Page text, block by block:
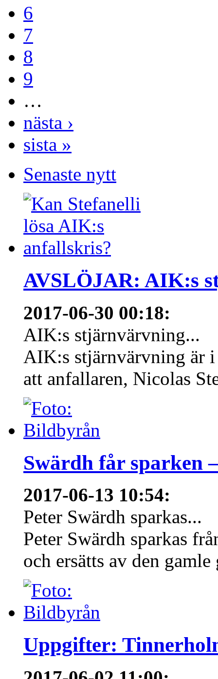
6
7
8
9
…
nästa ›
sista »
Senaste nytt
AVSLÖJAR: AIK:s
2017-06-30 00:18:
AIK:s stjärnvärvning...
AIK:s stjärnvärvning är i
att anfallaren, Nicolas
Swärdh får sparken
2017-06-13 10:54:
Peter Swärdh sparkas...
Peter Swärdh sparkas
och ersätts av den
Uppgifter: